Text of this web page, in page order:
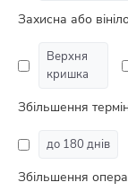
Захисна або
Верхня
кришка
Збільшення
до 180 днів
Збільшення